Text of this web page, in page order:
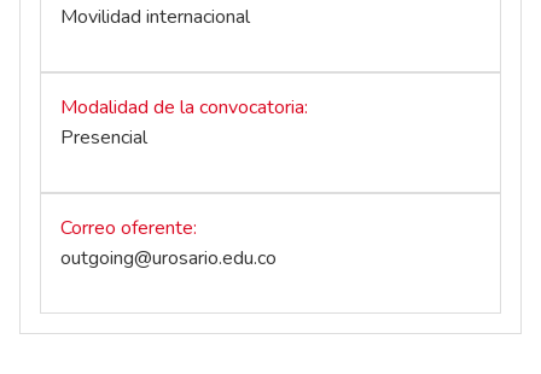
Movilidad internacional
Modalidad de la convocatoria
Presencial
Correo oferente
outgoing@urosario.edu.co